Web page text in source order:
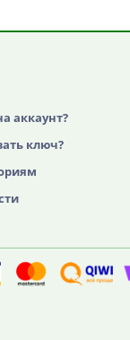
аккаунт?
ключ?